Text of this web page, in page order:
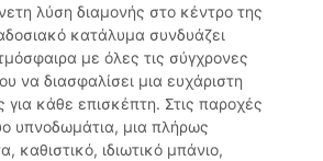
λύση διαμονής στο κέντρο της
κατάλυμα συνδυάζει
με όλες τις σύγχρονες
να διασφαλίσει μια ευχάριστη
για κάθε επισκέπτη. Στις παροχές
υπνοδωμάτια, μια πλήρως
καθιστικό, ιδιωτικό μπάνιο,